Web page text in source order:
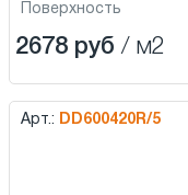
Поверхность
2678 руб / м2
Арт.: DD600420R/5